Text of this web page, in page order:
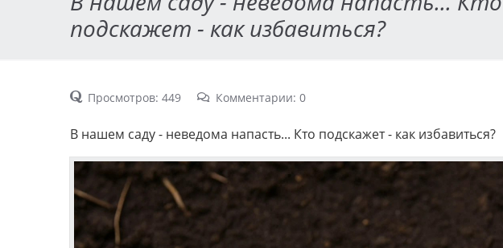
подскажет - как избавиться?
Просмотров: 449 Комментарии: 0
В нашем саду - неведома напасть... Кто подскажет - как избавиться?